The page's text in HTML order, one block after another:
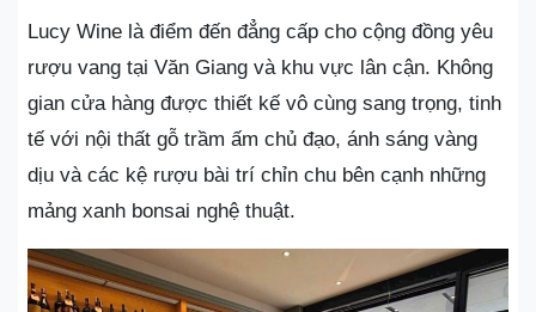
Lucy Wine là điểm đến đẳng cấp cho cộng đồng yêu
rượu vang tại Văn Giang và khu vực lân cận. Không
gian cửa hàng được thiết kế vô cùng sang trọng, tinh
tế với nội thất gỗ trầm ấm chủ đạo, ánh sáng vàng
dịu và các kệ rượu bài trí chỉn chu bên cạnh những
mảng xanh bonsai nghệ thuật.